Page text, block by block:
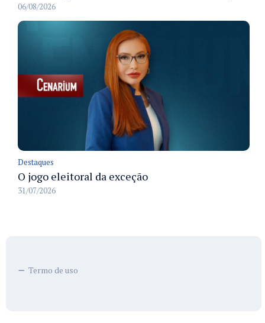
06/08/2026
Destaques
O jogo eleitoral da exceção
31/07/2026
Termo de uso